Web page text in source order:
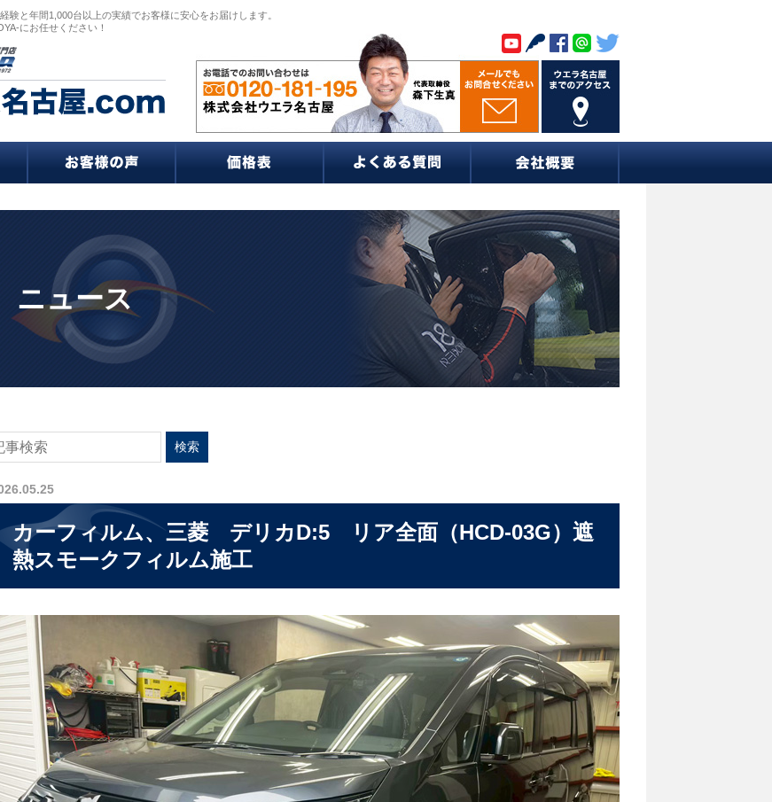
と年間1,000台以上の実績でお客様に安心をお届けします。
にお任せください！
ニュース
カーフィルム、三菱 デリカD:5 リア全面（HCD-03G）遮
熱スモークフィルム施工